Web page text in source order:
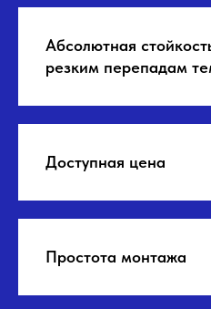
Абсолютная
резким перепадам
Доступная цена
Простота монтажа